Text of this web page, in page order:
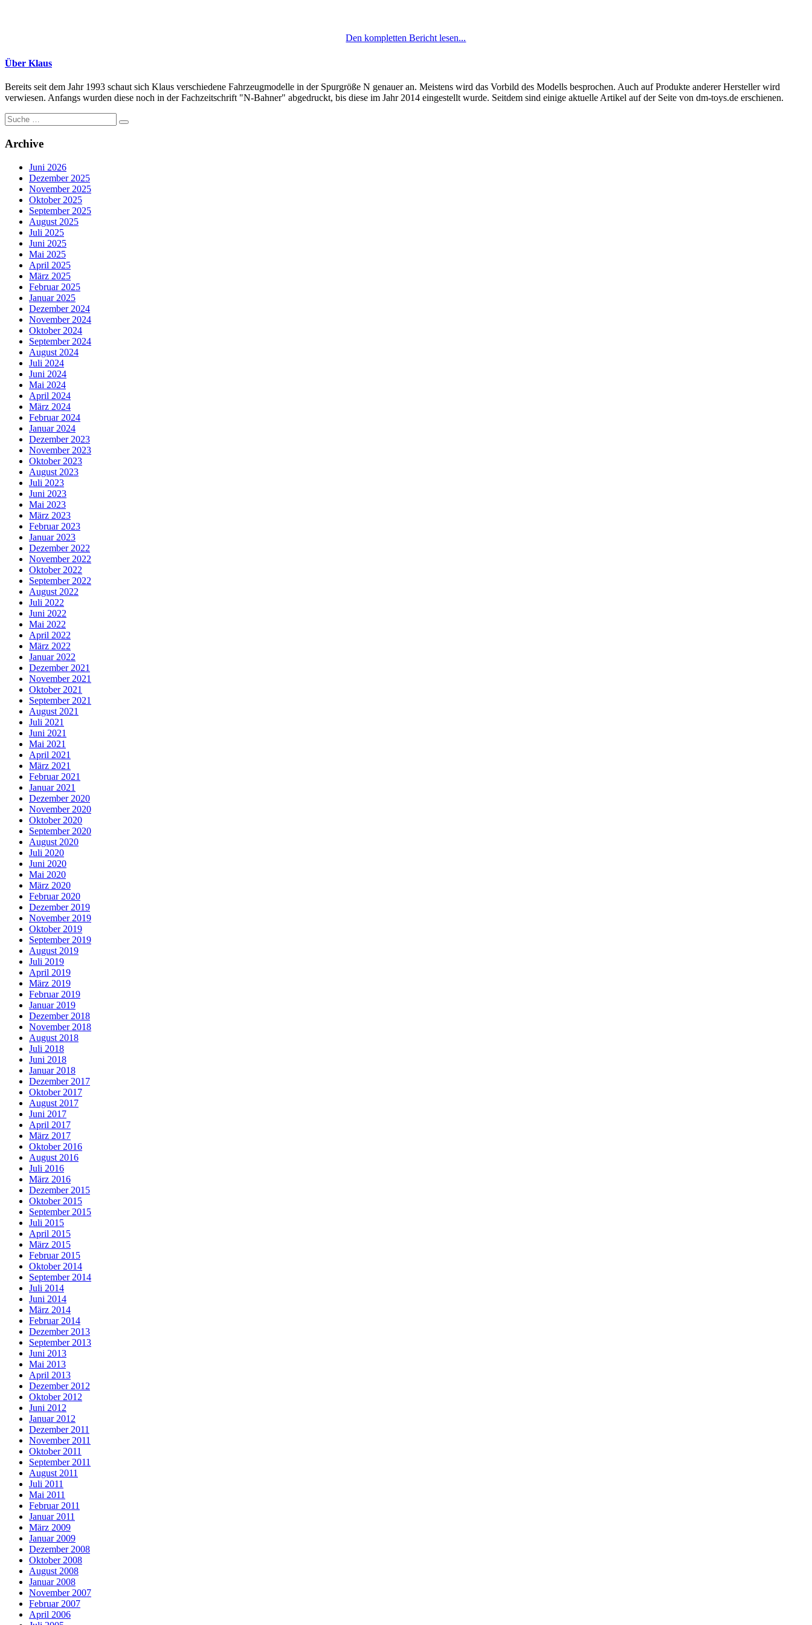
Den kompletten Bericht lesen...
Über Klaus
Bereits seit dem Jahr 1993 schaut sich Klaus verschiedene Fahrzeugmodelle in der Spurgröße N genauer an. Meistens wird das Vorbild des Modells besprochen. Auch auf Produkte anderer Hersteller wird
verwiesen. Anfangs wurden diese noch in der Fachzeitschrift "N-Bahner" abgedruckt, bis diese im Jahr 2014 eingestellt wurde. Seitdem sind einige aktuelle Artikel auf der Seite von dm-toys.de erschienen.
Suche
nach:
Archive
Juni 2026
Dezember 2025
November 2025
Oktober 2025
September 2025
August 2025
Juli 2025
Juni 2025
Mai 2025
April 2025
März 2025
Februar 2025
Januar 2025
Dezember 2024
November 2024
Oktober 2024
September 2024
August 2024
Juli 2024
Juni 2024
Mai 2024
April 2024
März 2024
Februar 2024
Januar 2024
Dezember 2023
November 2023
Oktober 2023
August 2023
Juli 2023
Juni 2023
Mai 2023
März 2023
Februar 2023
Januar 2023
Dezember 2022
November 2022
Oktober 2022
September 2022
August 2022
Juli 2022
Juni 2022
Mai 2022
April 2022
März 2022
Januar 2022
Dezember 2021
November 2021
Oktober 2021
September 2021
August 2021
Juli 2021
Juni 2021
Mai 2021
April 2021
März 2021
Februar 2021
Januar 2021
Dezember 2020
November 2020
Oktober 2020
September 2020
August 2020
Juli 2020
Juni 2020
Mai 2020
März 2020
Februar 2020
Dezember 2019
November 2019
Oktober 2019
September 2019
August 2019
Juli 2019
April 2019
März 2019
Februar 2019
Januar 2019
Dezember 2018
November 2018
August 2018
Juli 2018
Juni 2018
Januar 2018
Dezember 2017
Oktober 2017
August 2017
Juni 2017
April 2017
März 2017
Oktober 2016
August 2016
Juli 2016
März 2016
Dezember 2015
Oktober 2015
September 2015
Juli 2015
April 2015
März 2015
Februar 2015
Oktober 2014
September 2014
Juli 2014
Juni 2014
März 2014
Februar 2014
Dezember 2013
September 2013
Juni 2013
Mai 2013
April 2013
Dezember 2012
Oktober 2012
Juni 2012
Januar 2012
Dezember 2011
November 2011
Oktober 2011
September 2011
August 2011
Juli 2011
Mai 2011
Februar 2011
Januar 2011
März 2009
Januar 2009
Dezember 2008
Oktober 2008
August 2008
Januar 2008
November 2007
Februar 2007
April 2006